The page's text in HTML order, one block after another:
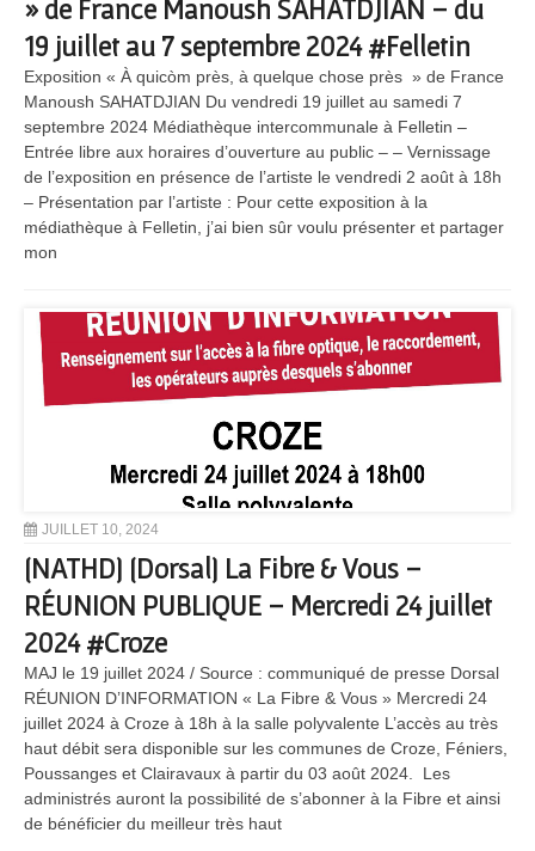
» de France Manoush SAHATDJIAN – du
19 juillet au 7 septembre 2024 #Felletin
Exposition « À quicòm près, à quelque chose près » de France
Manoush SAHATDJIAN Du vendredi 19 juillet au samedi 7
septembre 2024 Médiathèque intercommunale à Felletin –
Entrée libre aux horaires d’ouverture au public – – Vernissage
de l’exposition en présence de l’artiste le vendredi 2 août à 18h
– Présentation par l’artiste : Pour cette exposition à la
médiathèque à Felletin, j’ai bien sûr voulu présenter et partager
mon
JUILLET 10, 2024
[NATHD] [Dorsal] La Fibre & Vous –
RÉUNION PUBLIQUE – Mercredi 24 juillet
2024 #Croze
MAJ le 19 juillet 2024 / Source : communiqué de presse Dorsal
RÉUNION D’INFORMATION « La Fibre & Vous » Mercredi 24
juillet 2024 à Croze à 18h à la salle polyvalente L’accès au très
haut débit sera disponible sur les communes de Croze, Féniers,
Poussanges et Clairavaux à partir du 03 août 2024. Les
administrés auront la possibilité de s’abonner à la Fibre et ainsi
de bénéficier du meilleur très haut